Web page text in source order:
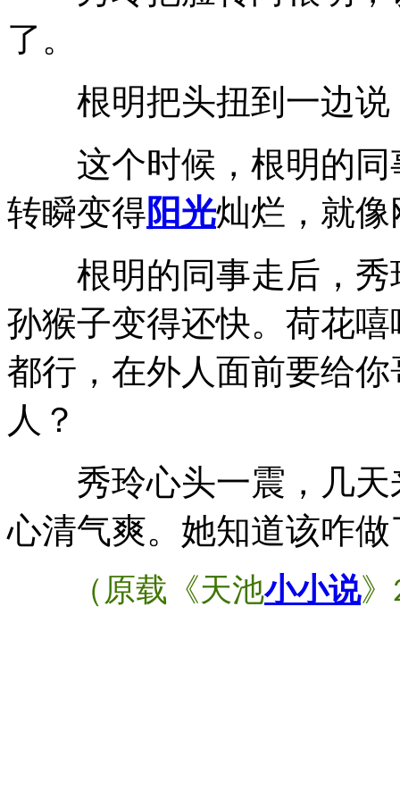
了。
根明把头扭到一边说
这个时候，根明的同
转瞬变得阳光灿烂，就
根明的同事走后，秀
孙猴子变得还快。荷花
都行，在外人面前要给
人？
秀玲心头一震，几天
心清气爽。她知道该咋做
（原载《天池小小说》